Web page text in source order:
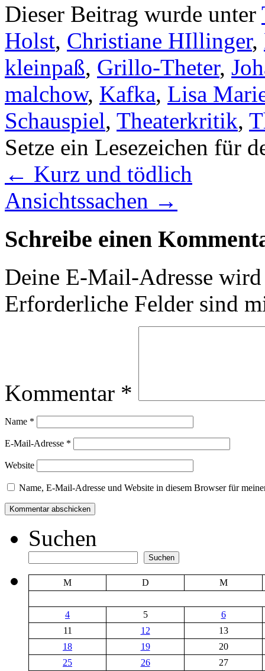
Dieser Beitrag wurde unter
Holst, Christiane HIllinger,
kleinpaß, Grillo-Theter,
malchow, Kafka, Lisa
Schauspiel, Theaterkritik,
Setze ein Lesezeichen für
← Kurz und tödlich
Ansichtssachen →
Schreibe einen
Deine E-Mail-Adresse
Erforderliche Felder sind
Kommentar *
Name *
E-Mail-Adresse *
Website
Name, E-Mail-Adresse und Website in diesem Browser für
Suchen
Suchen
M D M
4 5
6
11
12
13
18
19
20
25
26 27